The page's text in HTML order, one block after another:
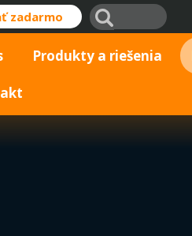
zadarmo
Produkty a riešenia